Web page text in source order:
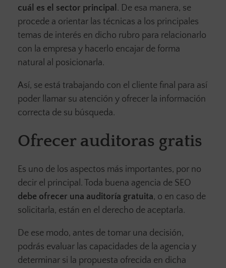
cuál es el sector principal . De esa manera, se
procede a orientar las técnicas a los principales
temas de interés en dicho rubro para relacionarlo
con la empresa y hacerlo encajar de forma
natural al posicionarla.
Así, se está trabajando con el cliente final para así
poder llamar su atención y ofrecer la información
correcta de su búsqueda.
Ofrecer auditoras gratis
Es uno de los aspectos más importantes, por no
decir el principal. Toda buena agencia de SEO
debe ofrecer una auditoría gratuita, o en caso de
solicitarla, están en el derecho de aceptarla.
De ese modo, antes de tomar una decisión,
podrás evaluar las capacidades de la agencia y
determinar si la propuesta ofrecida en dicha